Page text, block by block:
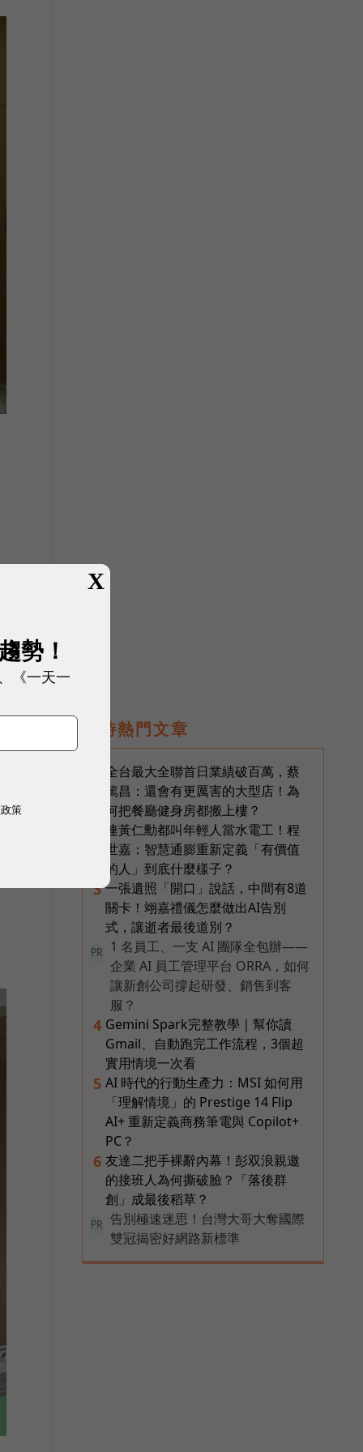
即時熱門文章
全台最大全聯首日業績破百萬，蔡
篤昌：還會有更厲害的大型店！為
何把餐廳健身房都搬上樓？
連黃仁勳都叫年輕人當水電工！程
世嘉：智慧通膨重新定義「有價值
的人」到底什麼樣子？
3 一張遺照「開口」說話，中間有8道
關卡！翊嘉禮儀怎麼做出AI告別
式，讓逝者最後道別？
PR
1 名員工、一支 AI 團隊全包辦——
企業 AI 員工管理平台 ORRA，如何
讓新創公司撐起研發、銷售到客
服？
4 Gemini Spark完整教學｜幫你讀
Gmail、自動跑完工作流程，3個超
實用情境一次看
5 AI 時代的行動生產力：MSI 如何用
「理解情境」的 Prestige 14 Flip
AI+ 重新定義商務筆電與 Copilot+
PC？
6 友達二把手裸辭內幕！彭双浪親邀
的接班人為何撕破臉？「落後群
創」成最後稻草？
PR
告別極速迷思！台灣大哥大奪國際
雙冠揭密好網路新標準
X
勢！
《一天一
策